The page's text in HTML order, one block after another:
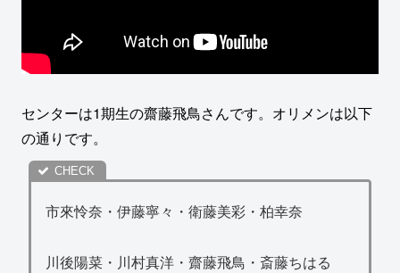
センターは1期生の齋藤飛鳥さんです。オリメンは以下
の通りです。
市來怜奈・伊藤寧々・衛藤美彩・柏幸奈
川後陽菜・川村真洋・齋藤飛鳥・斎藤ちはる